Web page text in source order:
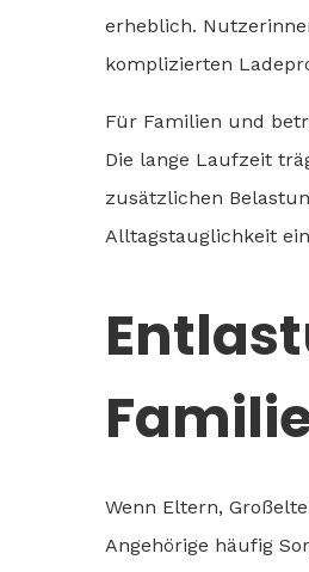
erheblich.
komplizierten
Für Familien und
Die lange Laufzeit
zusätzlichen
Alltagstauglichkeit
Wenn Eltern,
Angehörige häufig